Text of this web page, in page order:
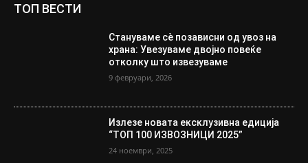
ТОП ВЕСТИ
Стануваме сè позависни од увоз на
храна: Увезуваме двојно повеќе
отколку што извезуваме
9 февруари, 2026
Излезе новата ексклузивна едиција
“ТОП 100 ИЗВОЗНИЦИ 2025”
24 ноември, 2025